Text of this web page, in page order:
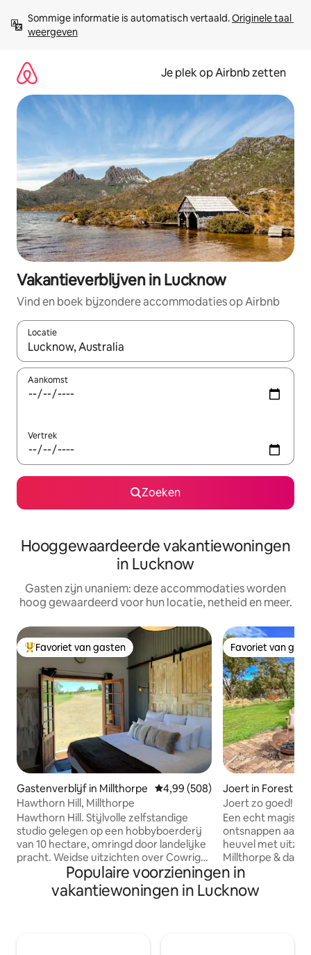
direct
naar
Sommige informatie is automatisch vertaald. Originele taal
weergeven
Je plek op Airbnb zetten
Vakantieverblijven in Lucknow
Vind en boek bijzondere accommodaties op Airbnb
Locatie
Wanneer er resultaten beschikbaar zijn, maak je een keuze
Aankomst
Vertrek
Zoeken
Hooggewaardeerde vakantiewoningen
in Lucknow
Gasten zijn unaniem: deze accommodaties worden
hoog gewaardeerd voor hun locatie, netheid en meer.
Topfavoriet van gasten
Favoriet van gasten
Gastenverblijf in Millthorpe Gemiddelde beoordeling van
4,99 (508)
Hawthorn Hill, Millthorpe
Hawthorn Hill. Stijlvolle zelfstandige
studio gelegen op een hobbyboerderij
van 10 hectare, omringd door landelijke
pracht. Weidse uitzichten over Cowriga
Creek en richting Mt Canobolas en Mt
Macquarie. Mooi kingsize bed (twee
eenpersoonsbedden beschikbaar op
Favoriet van
Favoriet van
Joert in Forest
Joert zo goed!
Een echt
ontsnappen aan
heuvel met
Millthorpe &
alleen voor jou en
Luxe
kaarsen,
Populaire voorzieningen in
vakantiewoningen in Lucknow